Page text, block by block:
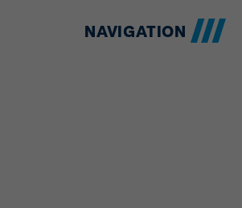
NAVIGATION